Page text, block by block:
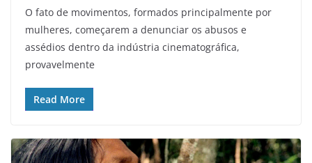
O fato de movimentos, formados principalmente por
mulheres, começarem a denunciar os abusos e
assédios dentro da indústria cinematográfica,
provavelmente
Read More